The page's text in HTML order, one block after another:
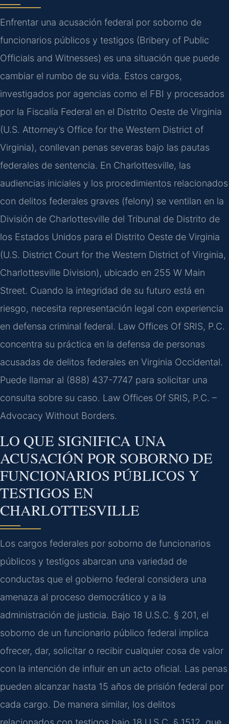
Enfrentar una acusación federal por soborno de
funcionarios públicos y testigos (Bribery of Public
Officials and Witnesses) es una situación que puede
cambiar el rumbo de su vida. Estos cargos,
investigados por agencias como el FBI y procesados
por la Fiscalía Federal en el Distrito Oeste de Virginia
(U.S. Attorney’s Office for the Western District of
Virginia), conllevan penas severas bajo las pautas
federales de sentencia. En Charlottesville, las
audiencias iniciales y los procedimientos relacionados
con delitos federales graves (felony) se ventilan en la
División de Charlottesville del Tribunal de Distrito de
los Estados Unidos para el Distrito Oeste de Virginia
(U.S. District Court for the Western District of Virginia,
Charlottesville Division), ubicado en 255 W Main
Street. Cuando la integridad de su futuro está en
riesgo, necesita representación legal con experiencia
en defensa criminal federal. Law Offices Of SRIS, P.C.
concentra su práctica en la defensa de personas
acusadas de delitos federales en Virginia Occidental.
Puede llamar al (888) 437-7747 para solicitar una
consulta sobre su caso. Law Offices Of SRIS, P.C. –
Advocacy Without Borders.
LO QUE SIGNIFICA UNA
ACUSACIÓN POR SOBORNO DE
FUNCIONARIOS PÚBLICOS Y
TESTIGOS EN
CHARLOTTESVILLE
Los cargos federales por soborno de funcionarios
públicos y testigos abarcan una variedad de
conductas que el gobierno federal considera una
amenaza al proceso democrático y a la
administración de justicia. Bajo 18 U.S.C. § 201, el
soborno de un funcionario público federal implica
ofrecer, dar, solicitar o recibir cualquier cosa de valor
con la intención de influir en un acto oficial. Las penas
pueden alcanzar hasta 15 años de prisión federal por
cada cargo. De manera similar, los delitos